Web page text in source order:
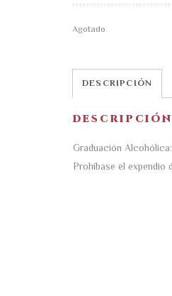
Agotado
DESCRIPCIÓN
DESCRIPCIÓN
Graduación
Prohíbase el expendio